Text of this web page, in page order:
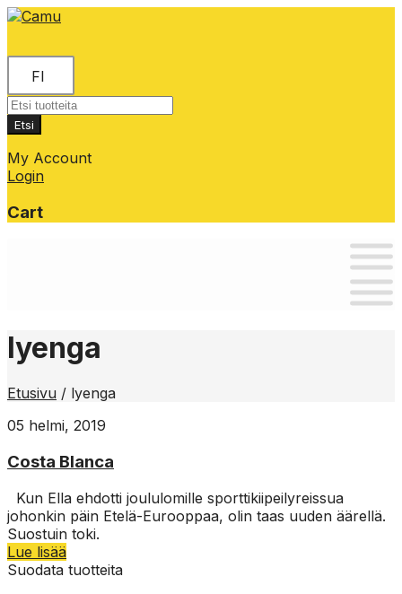
FI
Products
search
Etsi
My Account
Login
Cart
lyenga
Etusivu / lyenga
05 helmi, 2019
Costa Blanca
Kun Ella ehdotti joululomille sporttikiipeilyreissua
johonkin päin Etelä-Eurooppaa, olin taas uuden äärellä.
Suostuin toki.
Lue lisää
Suodata tuotteita